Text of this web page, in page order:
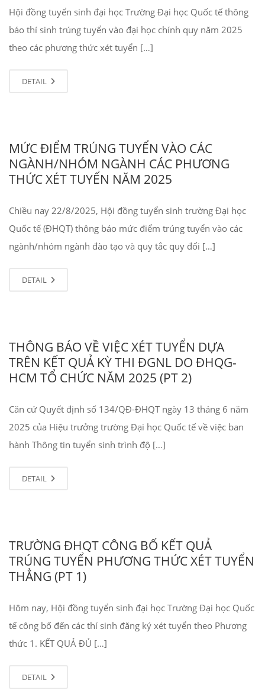
Hội đồng tuyển sinh đại học Trường Đại học Quốc tế thông
báo thí sinh trúng tuyển vào đại học chính quy năm 2025
theo các phương thức xét tuyển […]
DETAIL
MỨC ĐIỂM TRÚNG TUYỂN VÀO CÁC
NGÀNH/NHÓM NGÀNH CÁC PHƯƠNG
THỨC XÉT TUYỂN NĂM 2025
Chiều nay 22/8/2025, Hội đồng tuyển sinh trường Đại học
Quốc tế (ĐHQT) thông báo mức điểm trúng tuyển vào các
ngành/nhóm ngành đào tạo và quy tắc quy đổi […]
DETAIL
THÔNG BÁO VỀ VIỆC XÉT TUYỂN DỰA
TRÊN KẾT QUẢ KỲ THI ĐGNL DO ĐHQG-
HCM TỔ CHỨC NĂM 2025 (PT 2)
Căn cứ Quyết định số 134/QĐ-ĐHQT ngày 13 tháng 6 năm
2025 của Hiệu trưởng trường Đại học Quốc tế về việc ban
hành Thông tin tuyển sinh trình độ […]
DETAIL
TRƯỜNG ĐHQT CÔNG BỐ KẾT QUẢ
TRÚNG TUYỂN PHƯƠNG THỨC XÉT TUYỂN
THẲNG (PT 1)
Hôm nay, Hội đồng tuyển sinh đại học Trường Đại học Quốc
tế công bố đến các thí sinh đăng ký xét tuyển theo Phương
thức 1. KẾT QUẢ ĐỦ […]
DETAIL